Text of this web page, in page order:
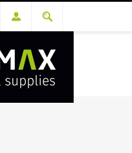
te bekijken en bestellingen te